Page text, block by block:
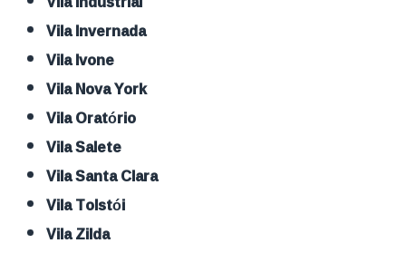
Vila Invernada
Vila Ivone
Vila Nova York
Vila Oratório
Vila Salete
Vila Santa Clara
Vila Tolstói
Vila Zilda